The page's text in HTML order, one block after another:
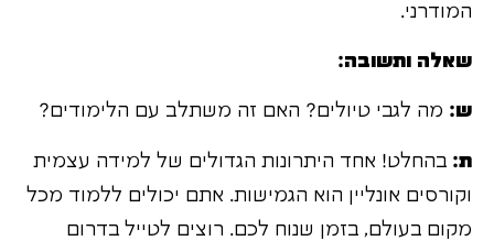
המודרני.
שאלה ותשובה:
ש: מה לגבי טיולים? האם זה משתלב עם הלימודים?
ת: בהחלט! אחד היתרונות הגדולים של למידה עצמית
וקורסים אונליין הוא הגמישות. אתם יכולים ללמוד מכל
מקום בעולם, בזמן שנוח לכם. רוצים לטייל בדרום